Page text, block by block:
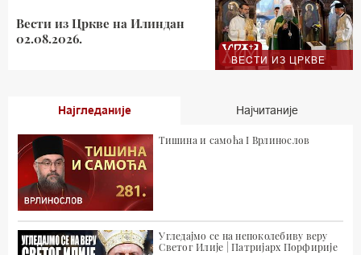
ВЕСТИ ИЗ ЦРКВЕ
Вести из Цркве на Илиндан
02.08.2026.
Најгледаније Најчитаније
Тишина и самоћа I Врлинослов
Угледајмо се на непоколебиву веру
Светог Илије | Патријарх Порфирије